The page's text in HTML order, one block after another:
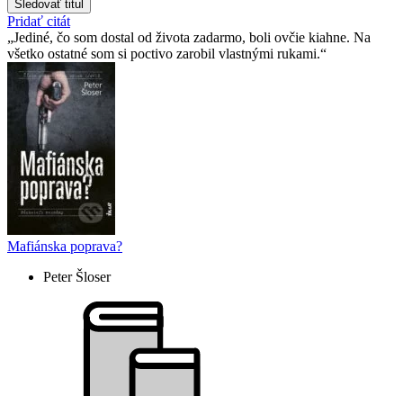
Sledovať titul
Pridať citát
Jediné, čo som dostal od života zadarmo, boli ovčie kiahne. Na
všetko ostatné som si poctivo zarobil vlastnými rukami.
Mafiánska poprava?
Peter Šloser